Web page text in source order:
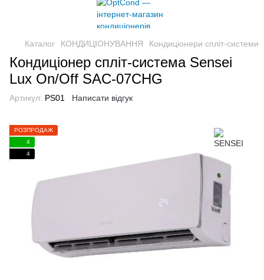
Каталог КОНДИЦІОНУВАННЯ Кондиціонери спліт-системи
Кондиціонер спліт-система Sensei
Lux On/Off SAC-07CHG
Артикул: PS01 Написати відгук
РОЗПРОДАЖ
4
4